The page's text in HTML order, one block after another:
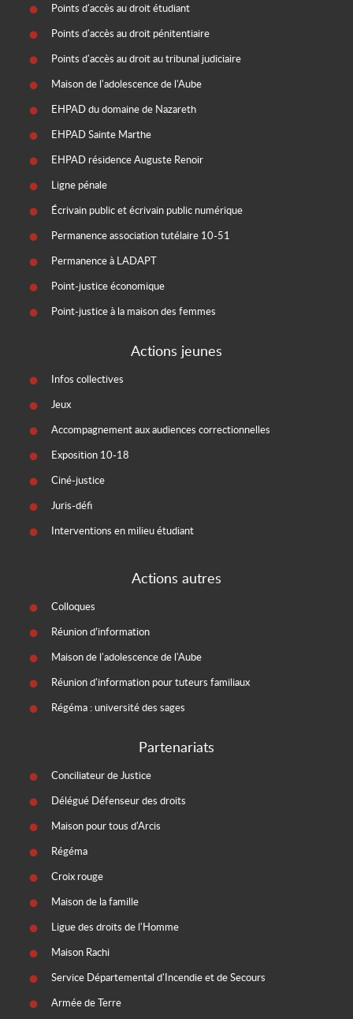
Points d'accès au droit étudiant
Points d'accès au droit pénitentiaire
Points d'accès au droit au tribunal judiciaire
Maison de l'adolescence de l'Aube
EHPAD du domaine de Nazareth
EHPAD Sainte Marthe
EHPAD résidence Auguste Renoir
Ligne pénale
Écrivain public et écrivain public numérique
Permanence association tutélaire 10-51
Permanence à LADAPT
Point-justice économique
Point-justice à la maison des femmes
Actions jeunes
Infos collectives
Jeux
Accompagnement aux audiences correctionnelles
Exposition 10-18
Ciné-justice
Juris-défi
Interventions en milieu étudiant
Actions autres
Colloques
Réunion d’information
Maison de l'adolescence de l'Aube
Réunion d'information pour tuteurs familiaux
Régéma : université des sages
Partenariats
Conciliateur de Justice
Délégué Défenseur des droits
Maison pour tous d'Arcis
Régéma
Croix rouge
Maison de la famille
Ligue des droits de l'Homme
Maison Rachi
Service Départemental d'Incendie et de Secours
Armée de Terre